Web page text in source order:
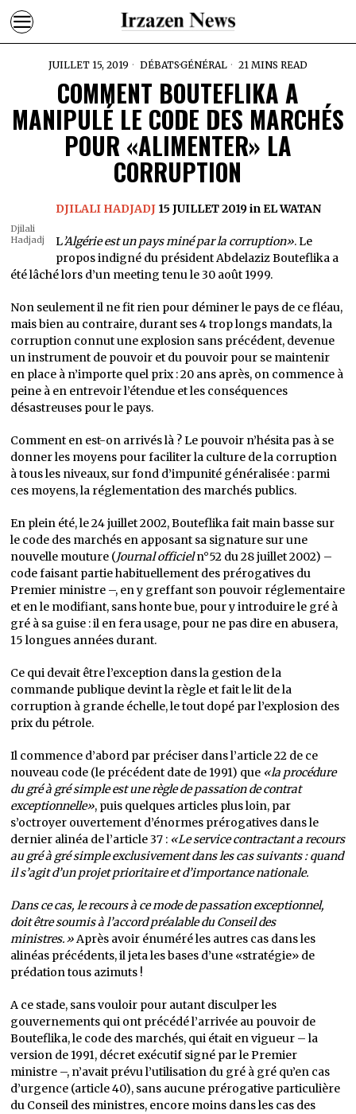
JUILLET 15, 2019 DÉBATS·GÉNÉRAL 21 MINS READ
COMMENT BOUTEFLIKA A
MANIPULÉ LE CODE DES MARCHÉS
POUR «ALIMENTER» LA
CORRUPTION
Djilali
Hadjadj
DJILALI HADJADJ 15 JUILLET 2019 in EL WATAN
L’Algérie est un pays miné par la corruption». Le
propos indigné du président Abdelaziz Bouteflika a
été lâché lors d’un meeting tenu le 30 août 1999.
Non seulement il ne fit rien pour déminer le pays de ce fléau,
mais bien au contraire, durant ses 4 trop longs mandats, la
corruption connut une explosion sans précédent, devenue
un instrument de pouvoir et du pouvoir pour se maintenir
en place à n’importe quel prix : 20 ans après, on commence à
peine à en entrevoir l’étendue et les conséquences
désastreuses pour le pays.
Comment en est-on arrivés là ? Le pouvoir n’hésita pas à se
donner les moyens pour faciliter la culture de la corruption
à tous les niveaux, sur fond d’impunité généralisée : parmi
ces moyens, la réglementation des marchés publics.
En plein été, le 24 juillet 2002, Bouteflika fait main basse sur
le code des marchés en apposant sa signature sur une
nouvelle mouture (Journal officieln°52 du 28 juillet 2002) –
code faisant partie habituellement des prérogatives du
Premier ministre –, en y greffant son pouvoir réglementaire
et en le modifiant, sans honte bue, pour y introduire le gré à
gré à sa guise : il en fera usage, pour ne pas dire en abusera,
15 longues années durant.
Ce qui devait être l’exception dans la gestion de la
commande publique devint la règle et fait le lit de la
corruption à grande échelle, le tout dopé par l’explosion des
prix du pétrole.
Il commence d’abord par préciser dans l’article 22 de ce
nouveau code (le précédent date de 1991) que «la procédure
du gré à gré simple est une règle de passation de contrat
exceptionnelle», puis quelques articles plus loin, par
s’octroyer ouvertement d’énormes prérogatives dans le
dernier alinéa de l’article 37 : «Le service contractant a recours
au gré à gré simple exclusivement dans les cas suivants : quand
il s’agit d’un projet prioritaire et d’importance nationale.
Dans ce cas, le recours à ce mode de passation exceptionnel,
doit être soumis à l’accord préalable du Conseil des
ministres.»Après avoir énuméré les autres cas dans les
alinéas précédents, il jeta les bases d’une «stratégie» de
prédation tous azimuts !
A ce stade, sans vouloir pour autant disculper les
gouvernements qui ont précédé l’arrivée au pouvoir de
Bouteflika, le code des marchés, qui était en vigueur – la
version de 1991, décret exécutif signé par le Premier
ministre –, n’avait prévu l’utilisation du gré à gré qu’en cas
d’urgence (article 40), sans aucune prérogative particulière
du Conseil des ministres, encore moins dans les cas des